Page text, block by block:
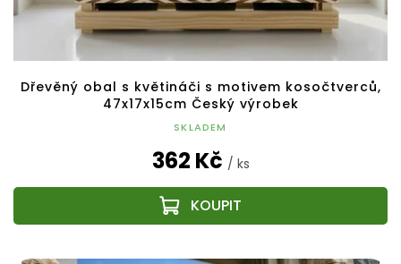
Dřevěný obal s květináči s motivem kosočtverců,
47x17x15cm Český výrobek
SKLADEM
362 Kč / ks